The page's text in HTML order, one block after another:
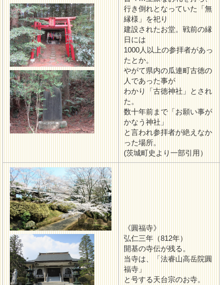
行き倒れとなっていた「無
縁様」を祀り
建設されたお堂。戦前の縁
日には
1000人以上の参拝者があっ
たとか。
やがて県内の瓜連町古徳の
人であった事が
わかり「古徳神社」とされ
た。
数十年前まで「お願い事が
かなう神社」
と言われ参拝者が絶えなか
った場所。
(茨城町史より一部引用）
《圓福寺》
弘仁三年（812年）
開基の寺伝が残る。
当寺は、「法睿山高岳院圓
福寺」
と号する天台宗のお寺。